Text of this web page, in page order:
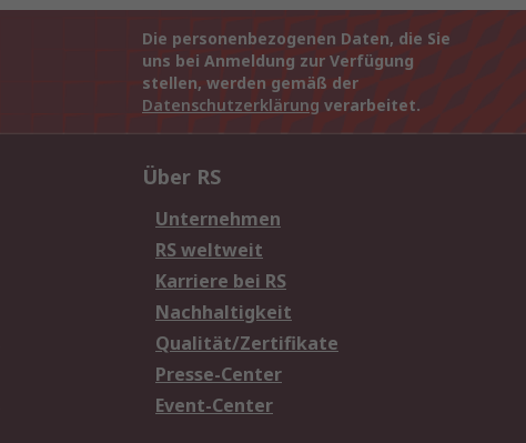
Die personenbezogenen Daten, die Sie
uns bei Anmeldung zur Verfügung
stellen, werden gemäß der
Datenschutzerklärung verarbeitet.
Über RS
Unternehmen
RS weltweit
Karriere bei RS
Nachhaltigkeit
Qualität/Zertifikate
Presse-Center
Event-Center